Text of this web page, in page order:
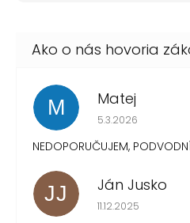
M Matej
Hodnotenie
5.3.2026
NEDOPORUČUJEM,
JJ Ján Jusko
Hodnotenie
11.12.2025